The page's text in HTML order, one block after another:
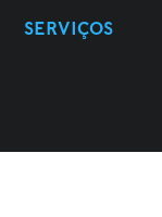
SERVIÇOS